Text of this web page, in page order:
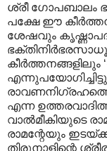
ശ്രീ ഗോപബാലം
പക്ഷേ ഈ
ശേഷവും
കീർത്തനങ്ങളിലും
എന്ന
വാൽമീകിയുടെ
രാമന്റേയും
തിരുനാളിന്റെ